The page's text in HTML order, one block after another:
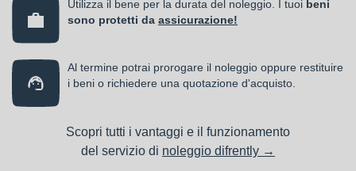
Utilizza il bene per la durata del noleggio. I tuoi beni
sono protetti da assicurazione!
Al termine potrai prorogare il noleggio oppure restituire
i beni o richiedere una quotazione d'acquisto.
Scopri tutti i vantaggi e il funzionamento
del servizio di noleggio difrently →